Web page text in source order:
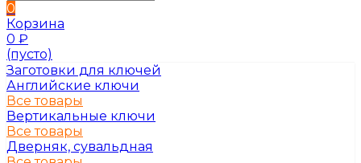
0
Корзина
0 ₽
(пусто)
Заготовки для ключей
Английские ключи
Все товары
Вертикальные ключи
Все товары
Дверняк, сувальдная